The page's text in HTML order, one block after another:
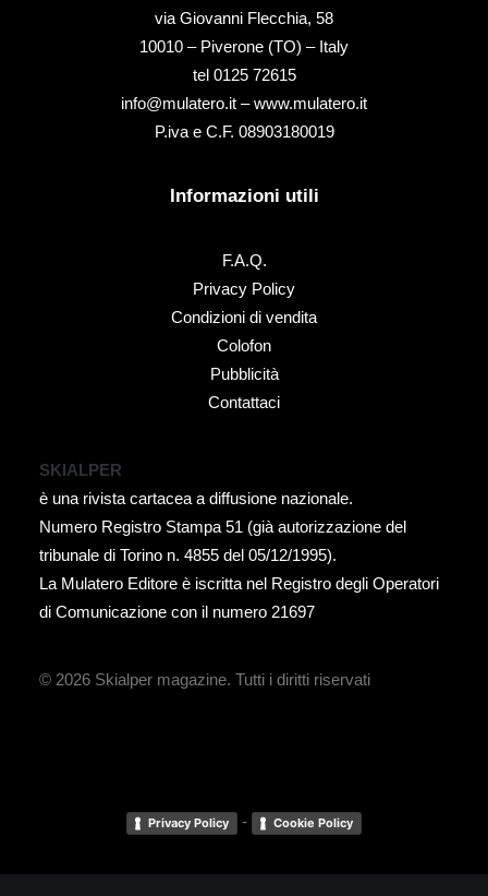
via Giovanni Flecchia, 58
10010 – Piverone (TO) – Italy
tel ‭0125 72615‬
info@mulatero.it –www.mulatero.it
P.iva e C.F. 08903180019
Informazioni utili
F.A.Q.
Privacy Policy
Condizioni di vendita
Colofon
Pubblicità
Contattaci
SKIALPER
è una rivista cartacea a diffusione nazionale.
Numero Registro Stampa 51 (già autorizzazione del
tribunale di Torino n. 4855 del 05/12/1995).
La Mulatero Editore è iscritta nel Registro degli Operatori
di Comunicazione con il numero 21697
© 2026 Skialper magazine. Tutti i diritti riservati
Privacy Policy - Cookie Policy